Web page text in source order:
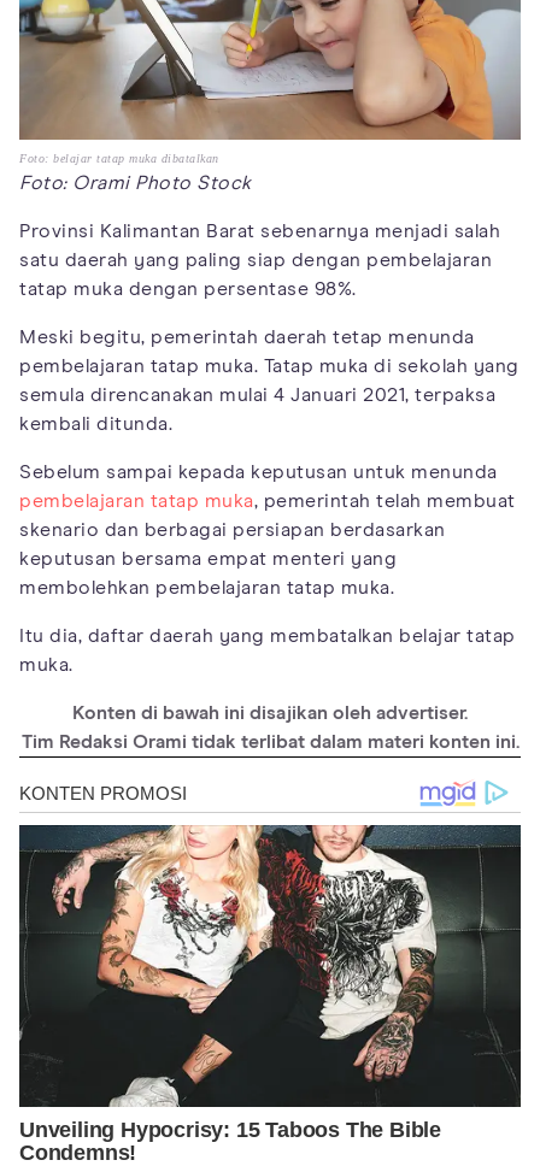
Foto: belajar tatap muka dibatalkan
Foto: Orami Photo Stock
Provinsi Kalimantan Barat sebenarnya menjadi salah
satu daerah yang paling siap dengan pembelajaran
tatap muka dengan persentase 98%.
Meski begitu, pemerintah daerah tetap menunda
pembelajaran tatap muka. Tatap muka di sekolah yang
semula direncanakan mulai 4 Januari 2021, terpaksa
kembali ditunda.
Sebelum sampai kepada keputusan untuk menunda
pembelajaran tatap muka, pemerintah telah membuat
skenario dan berbagai persiapan berdasarkan
keputusan bersama empat menteri yang
membolehkan pembelajaran tatap muka.
Itu dia, daftar daerah yang membatalkan belajar tatap
muka.
Konten di bawah ini disajikan oleh advertiser.
Tim Redaksi Orami tidak terlibat dalam materi konten ini.